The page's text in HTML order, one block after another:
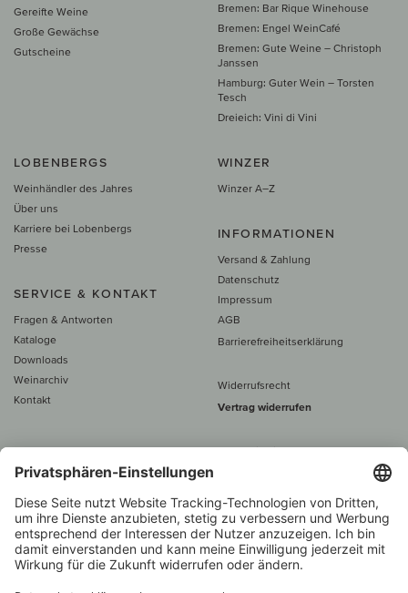
Gereifte Weine
Große Gewächse
Gutscheine
Bremen: Bar Rique Winehouse
Bremen: Engel WeinCafé
Bremen: Gute Weine – Christoph
Janssen
Hamburg: Guter Wein – Torsten
Tesch
Dreieich: Vini di Vini
LOBENBERGS
Weinhändler des Jahres
Über uns
Karriere bei Lobenbergs
Presse
SERVICE & KONTAKT
Fragen & Antworten
Kataloge
Downloads
Weinarchiv
Kontakt
WINZER
Winzer A–Z
INFORMATIONEN
Versand & Zahlung
Datenschutz
Impressum
AGB
Barrierefreiheitserklärung
Widerrufsrecht
Vertrag widerrufen
Alle Preise inkl. MwSt., zzgl. 5 €
60 € versand­kosten­